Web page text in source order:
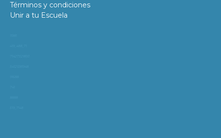
Términos y condiciones
Unir a tu Escuela